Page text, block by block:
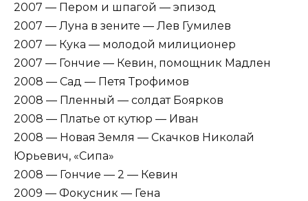
2007 — Пером и шпагой — эпизод
2007 — Луна в зените — Лев Гумилев
2007 — Кука — молодой милиционер
2007 — Гончие — Кевин, помощник Мадлен
2008 — Сад — Петя Трофимов
2008 — Пленный — солдат Боярков
2008 — Платье от кутюр — Иван
2008 — Новая Земля — Скачков Николай
Юрьевич, «Сипа»
2008 — Гончие — 2 — Кевин
2009 — Фокусник — Гена